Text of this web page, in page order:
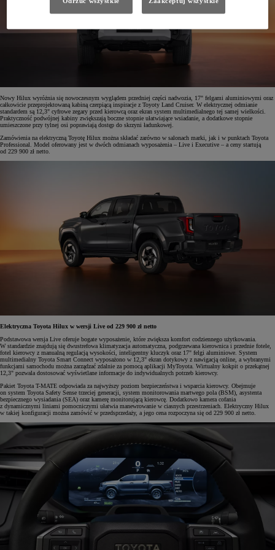
Nowy Hilux wyróżnia się nowoczesnym wyglądem przedniej części nadwozia, 17" felgami aluminiowymi oraz
całkowicie przeprojektowaną kabiną czerpiącą inspiracje z Toyoty Land Cruiser. W elektrycznej odmianie
standardem są 12,3" cyfrowe zegary przed kierowcą oraz ekran system multimedialnego tej samej wielkości.
Praktyczność podwójnej kabiny zwiększają boczne stopnie ułatwiające wsiadanie, a dodatkowe stopnie
umieszczone przy tylnej osi poprawiają dostęp do skrzyni ładunkowej.
Zamówienia na elektryczną Toyotę Hilux można składać zarówno w salonach marki, jak i w punktach Toyota
Professional. Model oferowany jest w dwóch odmianach wyposażenia – Live i Executive – a ceny startują
od 229 900 zł netto.
Elektryczna Toyota Hilux w wersji Live od 229 900 zł netto
Podstawowa wersja Live oferuje bogate wyposażenie, które zwiększa komfort codziennego użytkowania.
W standardzie znajdują się dwustrefowa klimatyzacja automatyczna, podgrzewana kierownica i przednie fotele,
fotel kierowcy z manualną regulacją wysokości, inteligentny kluczyk oraz 17" felgi aluminiowe. System
multimedialny Toyota Smart Connect wyposażono w 12,3" ekran dotykowy z nawigacją online, a wybranymi
funkcjami samochodu można zarządzać zdalnie za pomocą aplikacji MyToyota. Wirtualny kokpit o przekątnej
12,3" pozwala dostosować wyświetlane informacje do indywidualnych potrzeb kierowcy.
Pakiet Toyota T-MATE odpowiada za najwyższy poziom bezpieczeństwa i wsparcia kierowcy. Obejmuje
on system Toyota Safety Sense trzeciej generacji, system monitorowania martwego pola (BSM), asystenta
bezpiecznego wysiadania (SEA) oraz kamerę monitorującą kierowcę. Dodatkowo kamera cofania
z dynamicznymi liniami pomocniczymi ułatwia manewrowanie w ciasnych przestrzeniach. Elektryczny Hilux
w takiej konfiguracji można zamówić w przedsprzedaży, a jego cena rozpoczyna się od 229 900 zł netto.